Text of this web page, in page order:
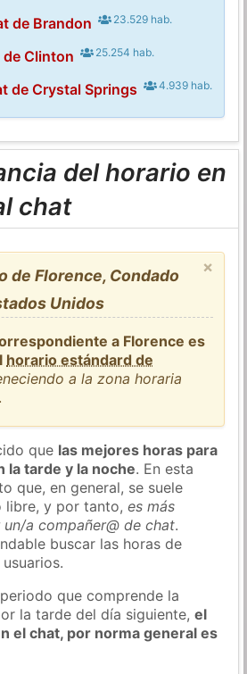
de Brandon 23.529 hab.
de Clinton 25.254 hab.
de Crystal Springs 4.939 hab.
del horario en
chat
×
de Florence, Condado
Unidos
a Florence es
horario estándard de
a la zona horaria
.
que las mejores horas para
la tarde y la noche. En esta
que, en general, se suele
libre, y por tanto,es más
a compañer@ de chat.
buscar las horas de
que comprende la
la tarde del día siguiente,el
el chat, por norma general es